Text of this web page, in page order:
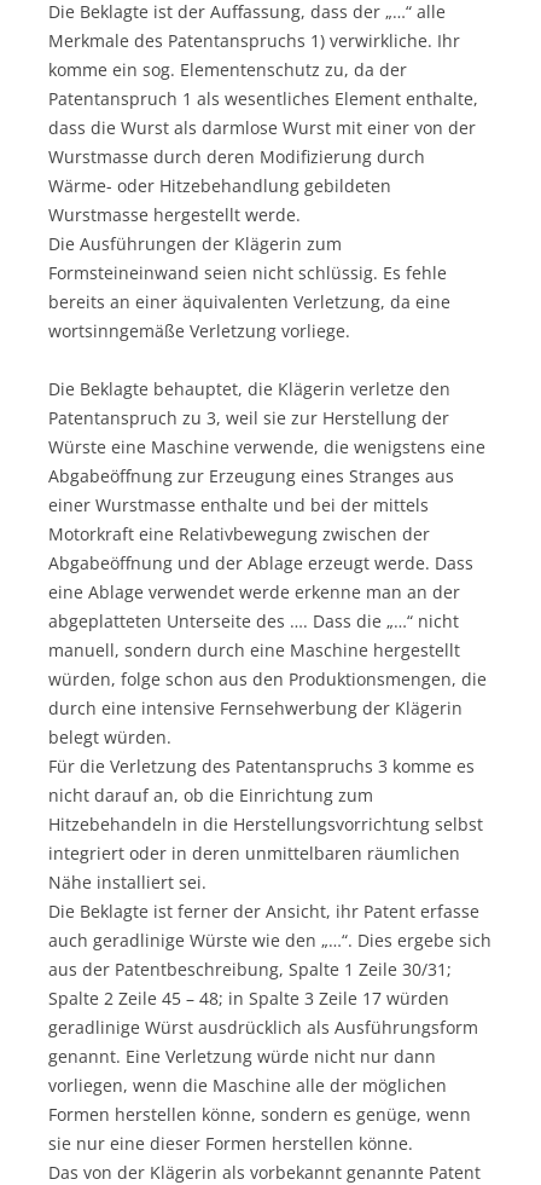
Die Beklagte ist der Auffassung, dass der „…“ alle
Merkmale des Patentanspruchs 1) verwirkliche. Ihr
komme ein sog. Elementenschutz zu, da der
Patentanspruch 1 als wesentliches Element enthalte,
dass die Wurst als darmlose Wurst mit einer von der
Wurstmasse durch deren Modifizierung durch
Wärme- oder Hitzebehandlung gebildeten
Wurstmasse hergestellt werde.
Die Ausführungen der Klägerin zum
Formsteineinwand seien nicht schlüssig. Es fehle
bereits an einer äquivalenten Verletzung, da eine
wortsinngemäße Verletzung vorliege.
Die Beklagte behauptet, die Klägerin verletze den
Patentanspruch zu 3, weil sie zur Herstellung der
Würste eine Maschine verwende, die wenigstens eine
Abgabeöffnung zur Erzeugung eines Stranges aus
einer Wurstmasse enthalte und bei der mittels
Motorkraft eine Relativbewegung zwischen der
Abgabeöffnung und der Ablage erzeugt werde. Dass
eine Ablage verwendet werde erkenne man an der
abgeplatteten Unterseite des …. Dass die „…“ nicht
manuell, sondern durch eine Maschine hergestellt
würden, folge schon aus den Produktionsmengen, die
durch eine intensive Fernsehwerbung der Klägerin
belegt würden.
Für die Verletzung des Patentanspruchs 3 komme es
nicht darauf an, ob die Einrichtung zum
Hitzebehandeln in die Herstellungsvorrichtung selbst
integriert oder in deren unmittelbaren räumlichen
Nähe installiert sei.
Die Beklagte ist ferner der Ansicht, ihr Patent erfasse
auch geradlinige Würste wie den „…“. Dies ergebe sich
aus der Patentbeschreibung, Spalte 1 Zeile 30/31;
Spalte 2 Zeile 45 – 48; in Spalte 3 Zeile 17 würden
geradlinige Würst ausdrücklich als Ausführungsform
genannt. Eine Verletzung würde nicht nur dann
vorliegen, wenn die Maschine alle der möglichen
Formen herstellen könne, sondern es genüge, wenn
sie nur eine dieser Formen herstellen könne.
Das von der Klägerin als vorbekannt genannte Patent